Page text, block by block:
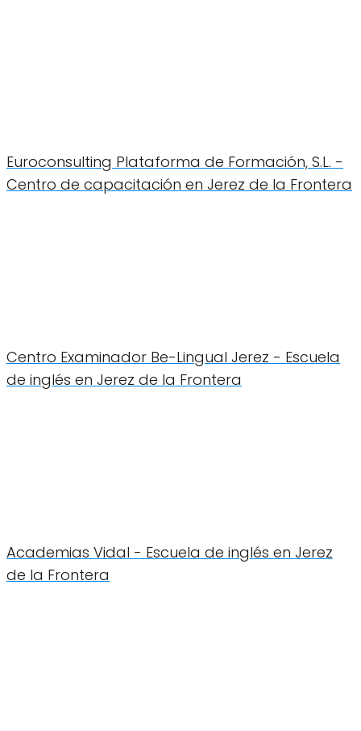
Euroconsulting Plataforma de Formación, S.L. -
Centro de capacitación en Jerez de la Frontera
Centro Examinador Be-Lingual Jerez - Escuela
de inglés en Jerez de la Frontera
Academias Vidal - Escuela de inglés en Jerez
de la Frontera